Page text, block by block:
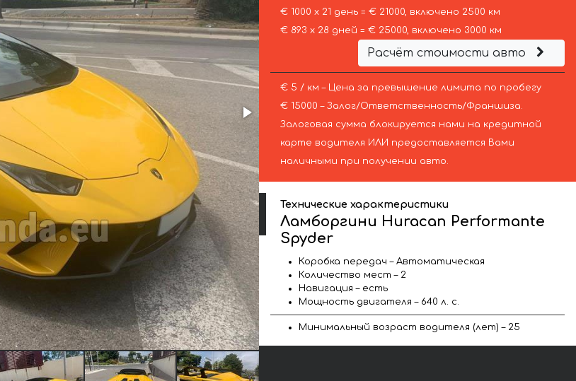
€ 1000 х 21 день = € 21000, включено 2500 км
€ 893 х 28 дней = € 25000, включено 3000 км
Расчёт стоимости авто
€ 5 / км – Цена за превышение лимита по пробегу
€ 15000 – Залог/Ответственность/Франшиза.
Залоговая сумма блокируется нами на кредитной
карте водителя ИЛИ предоставляется Вами
наличными при получении авто.
Технические характеристики
Ламборгини Huracan Performante
Spyder
Коробка передач – Автоматическая
Количество мест – 2
Навигация – есть
Мощность двигателя – 640 л. с.
Минимальный возраст водителя (лет) – 25